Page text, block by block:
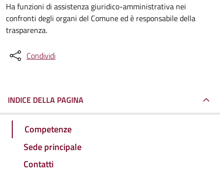
Ha funzioni di assistenza giuridico-amministrativa nei
confronti degli organi del Comune ed è responsabile della
trasparenza.
Condividi
INDICE DELLA PAGINA
Competenze
Sede principale
Contatti